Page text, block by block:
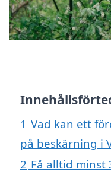
1 Vad kan ett
på beskärning i
2 Få alltid